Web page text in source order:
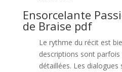
Ensorcelante
de Braise pdf
Le rythme du récit est
descriptions sont
détaillées. Les